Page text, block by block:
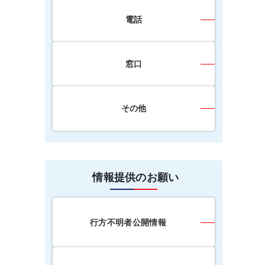
電話
窓口
その他
情報提供のお願い
行方不明者公開情報